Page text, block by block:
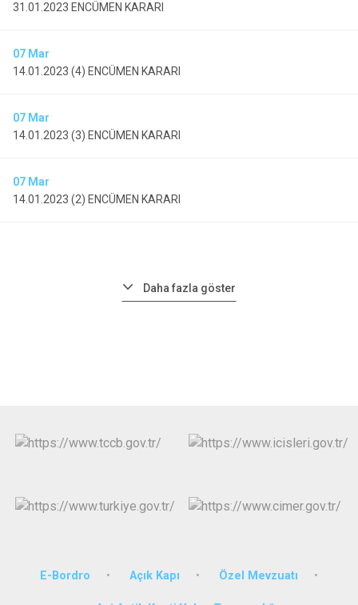
31.01.2023 ENCÜMEN KARARI
07 Mar
14.01.2023 (4) ENCÜMEN KARARI
07 Mar
14.01.2023 (3) ENCÜMEN KARARI
07 Mar
14.01.2023 (2) ENCÜMEN KARARI
Daha fazla göster
E-Bordro Açık Kapı Özel Mevzuatı